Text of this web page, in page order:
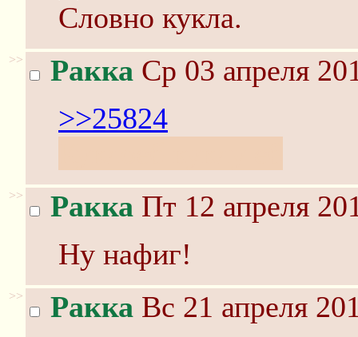
Словно кукла.
>> Ракка Ср 03 апреля
>>25824
>> Ракка Пт 12 апреля
Ну нафиг!
>> Ракка Вс 21 апреля